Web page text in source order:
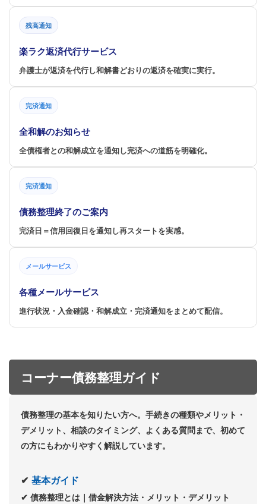
残高通知
楽ラク返済代行サービス
弁護士が返済を代行し和解書どおりの返済を確実に実行。
完済通知
全和解のお知らせ
全債権者との和解成立を通知し完済への道筋を明確化。
完済通知
債務整理終了のご案内
完済日＝信用回復日を通知し再スタートを実感。
メールサービス
各種メールサービス
進行状況・入金確認・和解成立・完済通知をまとめて配信。
コーナー債務整理ガイド
債務整理の基本を知りたい方へ。手続きの種類やメリット・
デメリット、相談のタイミング、よくある質問まで、初めて
の方にもわかりやすく解説しています。
✔ 基本ガイド
✔ 債務整理とは｜借金解決方法・メリット・デメリット